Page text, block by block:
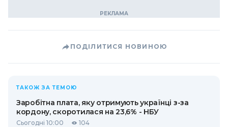
ПОДІЛИТИСЯ НОВИНОЮ
ТАКОЖ ЗА ТЕМОЮ
Заробітна плата, яку отримують українці з-за
кордону, скоротилася на 23,6% - НБУ
Сьогодні 10:00 104